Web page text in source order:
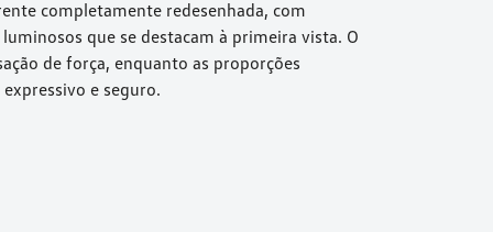
completamente redesenhada, com
que se destacam à primeira vista. O
de força, enquanto as proporções
e seguro.